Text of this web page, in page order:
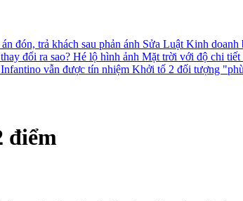
đón, trả khách sau phản ánh Sửa Luật Kinh doanh
đổi ra sao? Hé lộ hình ảnh Mặt trời với độ chi tiết
vẫn được tín nhiệm Khởi tố 2 đối tượng
điểm